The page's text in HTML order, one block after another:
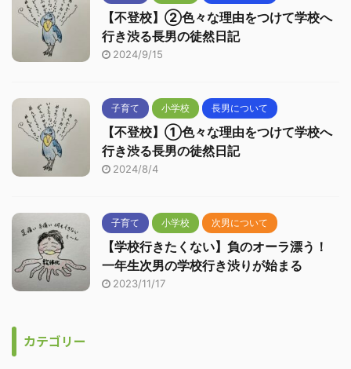
【不登校】②色々な理由をつけて学校へ
行き渋る長男の徒然日記
2024/9/15
子育て 小学校 長男について
【不登校】①色々な理由をつけて学校へ
行き渋る長男の徒然日記
2024/8/4
子育て 小学校 次男について
【学校行きたくない】負のオーラ漂う！
一年生次男の学校行き渋りが始まる
2023/11/17
カテゴリー